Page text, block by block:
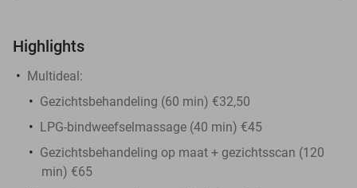
Highlights
Multideal:
Gezichtsbehandeling (60 min) €32,50
LPG-bindweefselmassage (40 min) €45
Gezichtsbehandeling op maat + gezichtsscan (120
min) €65